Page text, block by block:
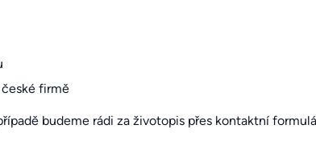
firmě
budeme rádi za životopis přes kontaktní